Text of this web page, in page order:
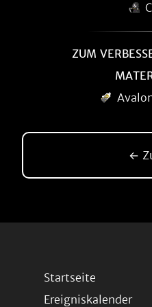
ZUM
←
Startseite
Ereigniskalender